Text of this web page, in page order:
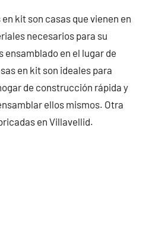
kit son casas que vienen en
necesarios para su
en el lugar de
en kit son ideales para
de construcción rápida y
ellos mismos. Otra
en Villavellid.